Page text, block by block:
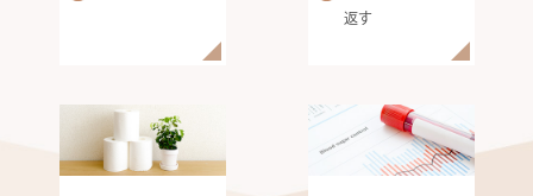
返す